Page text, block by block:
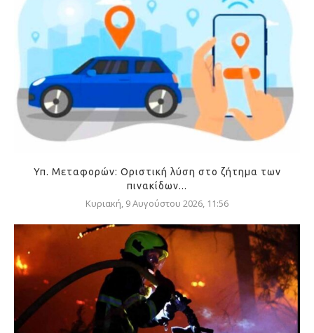
Υπ. Μεταφορών: Οριστική λύση στο ζήτημα των
πινακίδων...
Κυριακή, 9 Αυγούστου 2026, 11:56